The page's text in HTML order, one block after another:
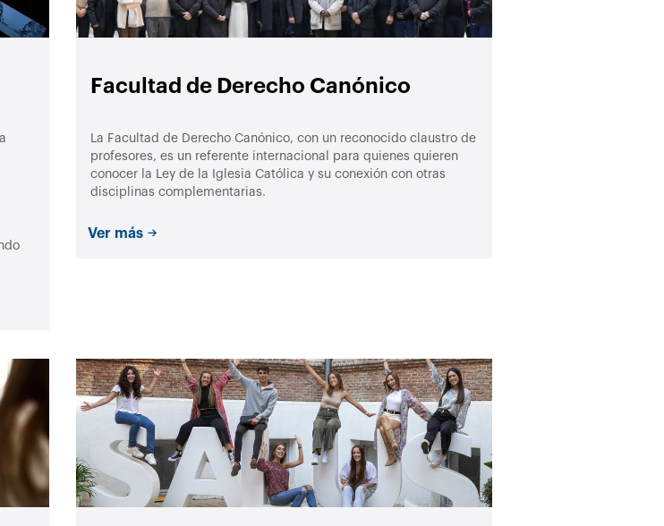
Facultad de Derecho Canónico
La Facultad de Derecho Canónico, con un reconocido claustro de
profesores, es un referente internacional para quienes quieren
conocer la Ley de la Iglesia Católica y su conexión con otras
disciplinas complementarias.
Ver más